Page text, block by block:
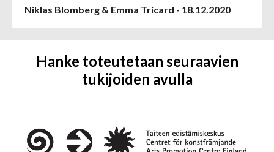
Niklas Blomberg & Emma Tricard - 18.12.2020
Hanke toteutetaan seuraavien
tukijoiden avulla